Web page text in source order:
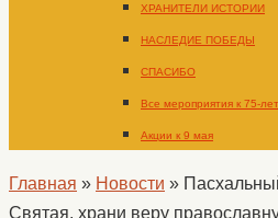
ХРАНИТЕЛИ ИСТОРИИ
НАСЛЕДИЕ ПОБЕДЫ
СПАСИБО
Все мероприятия к 75-
Акции к 9 мая
Главная » Новости »
Святая, храни веру